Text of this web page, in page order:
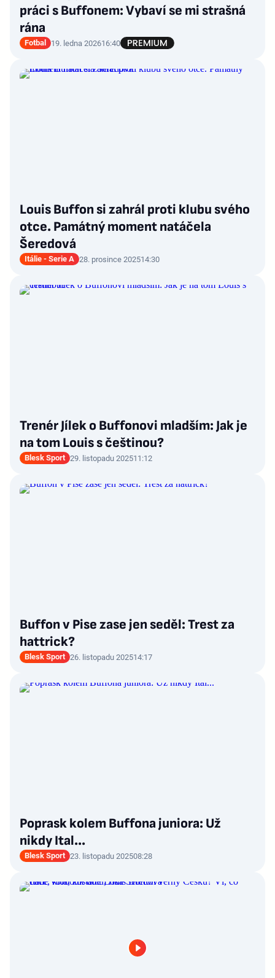
práci s Buffonem: Vybaví se mi strašná
rána
Fotbal 19. ledna 202616:40
Louis Buffon si zahrál proti klubu svého
otce. Památný moment natáčela
Šeredová
Itálie - Serie A 28. prosince 202514:30
Trenér Jílek o Buffonovi mladším: Jak je
na tom Louis s češtinou?
Blesk Sport 29. listopadu 202511:12
Buffon v Pise zase jen seděl: Trest za
hattrick?
Blesk Sport 26. listopadu 202514:17
Poprask kolem Buffona juniora: Už
nikdy Ital...
Blesk Sport 23. listopadu 202508:28